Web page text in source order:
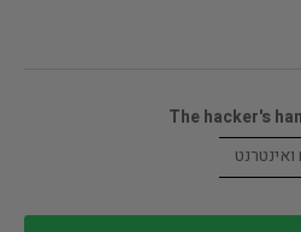
The hacker's